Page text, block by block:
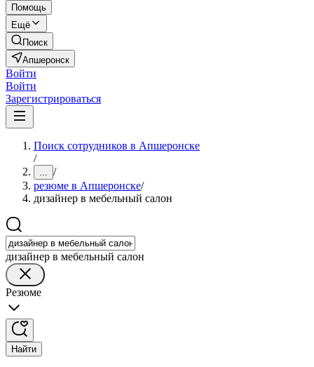
Помощь
Ещё
Поиск
Апшеронск
Войти
Войти
Зарегистрироваться
Поиск сотрудников в Апшеронске
/
... /
резюме в Апшеронске/
дизайнер в мебельный салон
дизайнер в мебельный салон
Резюме
Найти